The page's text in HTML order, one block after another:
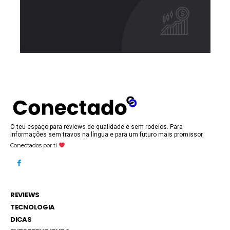
O teu espaço para reviews de qualidade e sem rodeios. Para
informações sem travos na língua e para um futuro mais promissor.
Conectados por ti
REVIEWS
TECNOLOGIA
DICAS